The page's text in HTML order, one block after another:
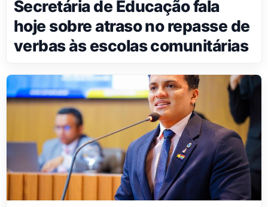
Secretária de Educação fala
hoje sobre atraso no repasse de
verbas às escolas comunitárias